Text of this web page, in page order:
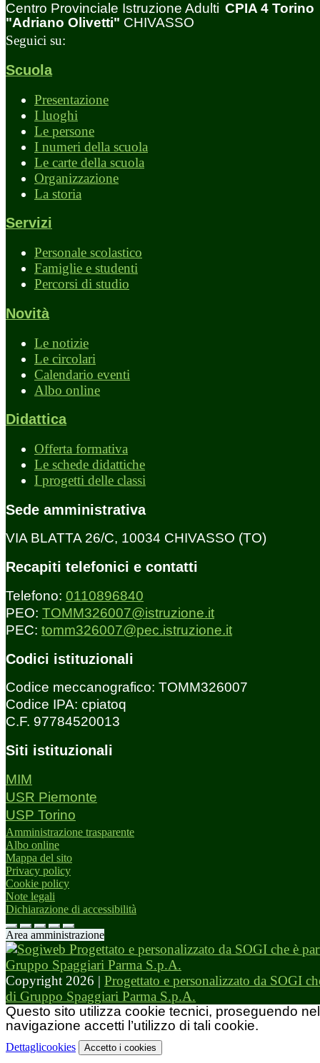
Centro Provinciale Istruzione Adulti CPIA 4 Torino
"Adriano Olivetti" CHIVASSO
Seguici su:
Scuola
Presentazione
I luoghi
Le persone
I numeri della scuola
Le carte della scuola
Organizzazione
La storia
Servizi
Personale scolastico
Famiglie e studenti
Percorsi di studio
Novità
Le notizie
Le circolari
Calendario eventi
Albo online
Didattica
Offerta formativa
Le schede didattiche
I progetti delle classi
Sede amministrativa
VIA BLATTA 26/C, 10034 CHIVASSO (TO)
Recapiti telefonici e contatti
Telefono: 0110896840
PEO: TOMM326007@istruzione.it
PEC: tomm326007@pec.istruzione.it
Codici istituzionali
Codice meccanografico: TOMM326007
Codice IPA: cpiatoq
C.F. 97784520013
Siti istituzionali
MIM
USR Piemonte
USP Torino
Amministrazione trasparente
Albo online
Mappa del sito
Privacy policy
Cookie policy
Note legali
Dichiarazione di accessibilità
Area amministrazione
Copyright 2026 | Progettato e personalizzato da SOGI
di Gruppo Spaggiari Parma S.p.A.
Questo sito utilizza cookie tecnici, proseguendo
navigazione accetti l’utilizzo di tali cookie.
Dettaglicookies Accetto i cookies